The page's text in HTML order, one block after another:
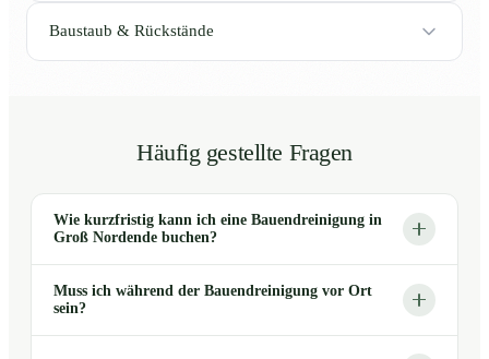
Baustaub & Rückstände
Häufig gestellte Fragen
Wie kurzfristig kann ich eine Bauendreinigung in
Groß Nordende buchen?
Muss ich während der Bauendreinigung vor Ort
sein?